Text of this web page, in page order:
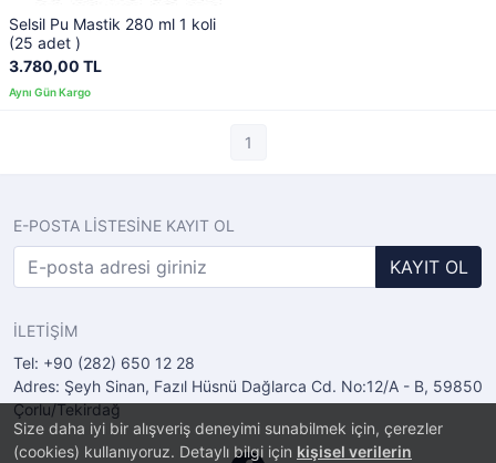
Size daha iyi bir alışveriş deneyimi sunabilmek için, çerezler
(cookies) kullanıyoruz. Detaylı bilgi için kişisel verilerin
Selsil Pu Mastik 280 ml 1 koli
(25 adet )
3.780,00 TL
1
E-POSTA LİSTESİNE KAYIT OL
KAYIT OL
İLETİŞİM
Tel: +90 (282) 650 12 28
Adres: Şeyh Sinan, Fazıl Hüsnü Dağlarca Cd. No:12/A - B, 59850
Çorlu/Tekirdağ